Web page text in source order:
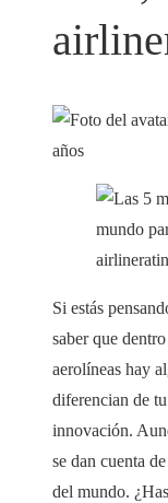
años
Si estás
saber que
aerolíneas hay
diferencian de
innovación.
se dan cuenta
del mundo.